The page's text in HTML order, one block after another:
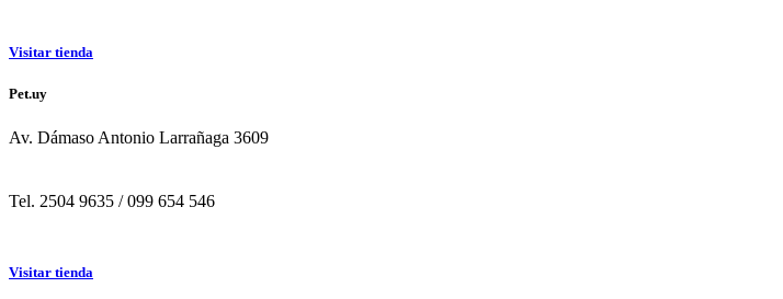
Visitar tienda
Pet.uy
Av. Dámaso Antonio Larrañaga 3609
Tel. 2504 9635 / 099 654 546
Visitar tienda